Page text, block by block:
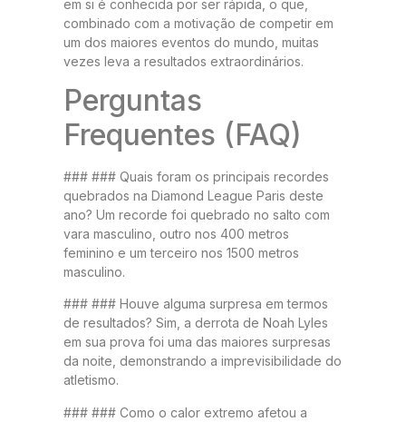
em si é conhecida por ser rápida, o que,
combinado com a motivação de competir em
um dos maiores eventos do mundo, muitas
vezes leva a resultados extraordinários.
Perguntas
Frequentes (FAQ)
### ### Quais foram os principais recordes
quebrados na Diamond League Paris deste
ano? Um recorde foi quebrado no salto com
vara masculino, outro nos 400 metros
feminino e um terceiro nos 1500 metros
masculino.
### ### Houve alguma surpresa em termos
de resultados? Sim, a derrota de Noah Lyles
em sua prova foi uma das maiores surpresas
da noite, demonstrando a imprevisibilidade do
atletismo.
### ### Como o calor extremo afetou a